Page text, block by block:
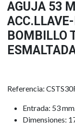
AGUJA 53
BOMBILLO
Referencia:
Entrada: 53
Dimensiones: